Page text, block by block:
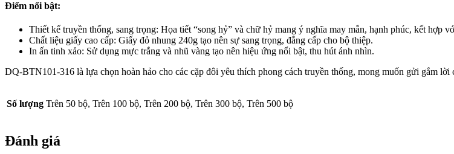
Điểm nổi bật:
Thiết kế truyền thống, sang trọng: Họa tiết “song hỷ” và chữ hỷ mang ý nghĩa may mắn, hạnh phúc, kết hợp
Chất liệu giấy cao cấp: Giấy đỏ nhung 240g tạo nên sự sang trọng, đẳng cấp cho bộ thiệp.
In ấn tinh xảo: Sử dụng mực trắng và nhũ vàng tạo nên hiệu ứng nổi bật, thu hút ánh nhìn.
DQ-BTN101-316 là lựa chọn hoàn hảo cho các cặp đôi yêu thích phong cách truyền thống, mong muốn gửi gắm
Số lượng Trên 50 bộ, Trên 100 bộ, Trên 200 bộ, Trên 300 bộ, Trên 500 bộ
Đánh giá